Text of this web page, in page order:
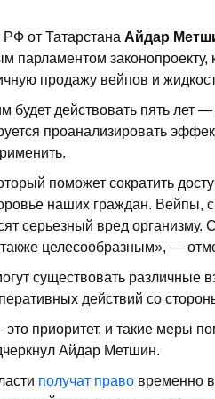
от Татарстана Айдар
парламентом законопроекту,
продажу вейпов и
будет действовать пять лет
проанализировать
поможет сократить
наших граждан. Вейпы,
серьезный вред организму.
также целесообразным», —
существовать различные
действий со
приоритет, и такие меры
Айдар Метшин.
получат право временно